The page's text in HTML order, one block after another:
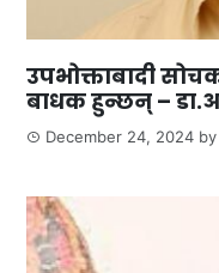
उपभोक्ताबादी
बाधक हुन्छन् –
December 24, 2024 by